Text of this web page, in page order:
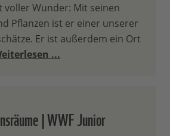
voller Wunder: Mit seinen
Pflanzen ist er einer unserer
Er ist außerdem ein Ort
...
| WWF Junior